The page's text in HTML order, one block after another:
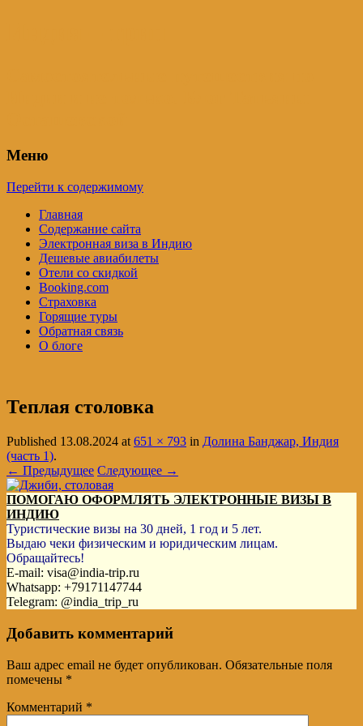
Меню
Перейти к содержимому
Главная
Содержание сайта
Электронная виза в Индию
Дешевые авиабилеты
Отели со скидкой
Booking.com
Страховка
Горящие туры
Обратная связь
О блоге
Теплая столовка
Published 13.08.2024 at 651 × 793 in Долина Банджар, Индия
(часть 1).
← Предыдущее Следующее →
ПОМОГАЮ ОФОРМЛЯТЬ ЭЛЕКТРОННЫЕ ВИЗЫ В
ИНДИЮ
Туристические визы на 30 дней, 1 год и 5 лет.
Выдаю чеки физическим и юридическим лицам.
Обращайтесь!
E-mail: visa@india-trip.ru
Whatsapp: +79171147744
Telegram: @india_trip_ru
Добавить комментарий
Ваш адрес email не будет опубликован. Обязательные поля
помечены *
Комментарий *